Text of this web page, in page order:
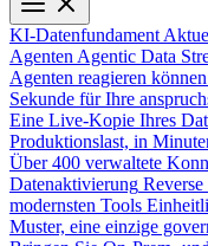
KI-Datenfundament
Agenten Agentic Data
Agenten reagieren können
Sekunde für Ihre
Eine Live-Kopie Ihres
Produktionslast, in
Über 400 verwaltete
Datenaktivierung
modernsten Tools
Muster, eine einzige